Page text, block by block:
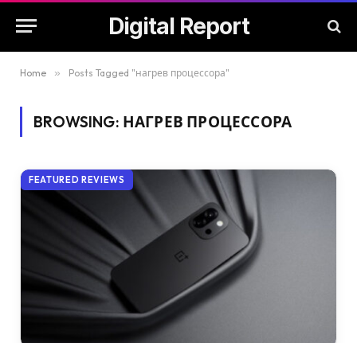
Digital Report
Home » Posts Tagged "нагрев процессора"
BROWSING: НАГРЕВ ПРОЦЕССОРА
FEATURED REVIEWS